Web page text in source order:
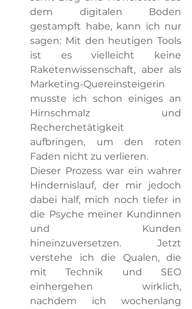
dem digitalen Boden
gestampft habe, kann ich nur
sagen: Mit den heutigen Tools
ist es vielleicht keine
Raketenwissenschaft, aber als
Marketing-Quereinsteigerin
musste ich schon einiges an
Hirnschmalz und
Recherchetätigkeit
aufbringen, um den roten
Faden nicht zu verlieren.
Dieser Prozess war ein wahrer
Hindernislauf, der mir jedoch
dabei half, mich noch tiefer in
die Psyche meiner Kundinnen
und Kunden
hineinzuversetzen. Jetzt
verstehe ich die Qualen, die
mit Technik und SEO
einhergehen wirklich,
nachdem ich wochenlang